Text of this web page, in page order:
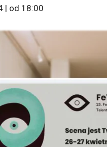
| od 18:00